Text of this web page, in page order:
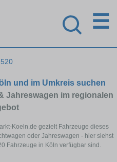
☰
520
und im Umkreis suchen
Jahreswagen im regionalen
Koeln.de gezielt Fahrzeuge dieses
oder Jahreswagen - hier siehst
Fahrzeuge in Köln verfügbar sind.